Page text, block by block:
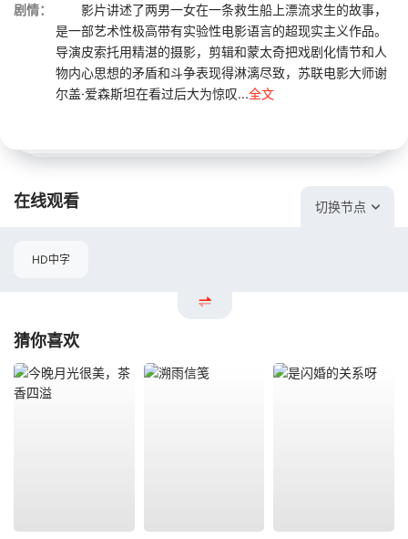
剧情：
影片讲述了两男一女在一条救生船上漂流求生的故事，
是一部艺术性极高带有实验性电影语言的超现实主义作品。
导演皮索托用精湛的摄影，剪辑和蒙太奇把戏剧化情节和人
物内心思想的矛盾和斗争表现得淋漓尽致，苏联电影大师谢
尔盖·爱森斯坦在看过后大为惊叹...全文
在线观看 切换节点
HD中字
猜你喜欢